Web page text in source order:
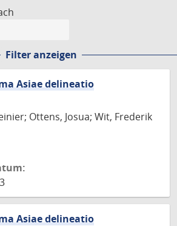
Filter anzeigen
Asiae delineatio
Ottens, Josua; Wit, Frederik
Asiae delineatio